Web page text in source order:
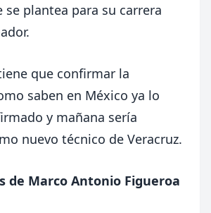
se plantea para su carrera
que confirmar la
saben en México ya lo
y mañana sería
nuevo técnico de Veracruz.
de Marco Antonio Figueroa